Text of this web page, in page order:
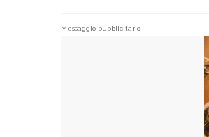
Messaggio pubblicitario